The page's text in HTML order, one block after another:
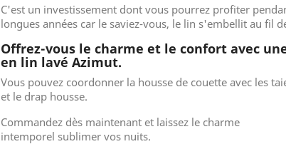
C'est un investissement dont vous pourrez profiter
longues années car le saviez-vous, le lin s'embellit au fil
Offrez-vous le charme et le confort avec
en lin lavé Azimut.
Vous pouvez coordonner la housse de couette avec les
et le drap housse.
Commandez dès maintenant et laissez le charme
intemporel sublimer vos nuits.